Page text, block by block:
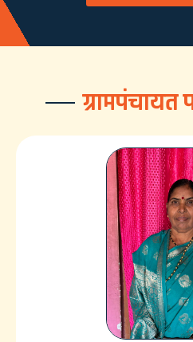
ग्रामपंचायत